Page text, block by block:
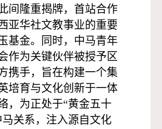
间隆重揭牌，首站合作
亚华社文教事业的重要
金。同时，中马青年
作为关键伙伴被授予区
携手，旨在构建一个集
培育与文化创新于一体
，为正处于“黄金五十
关系，注入源自文化